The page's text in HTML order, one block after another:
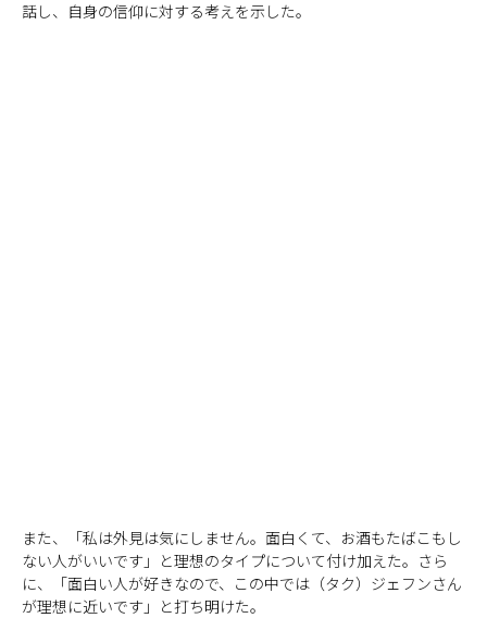
話し、自身の信仰に対する考えを示した。
また、「私は外見は気にしません。面白くて、お酒もたばこもし
ない人がいいです」と理想のタイプについて付け加えた。さら
に、「面白い人が好きなので、この中では（タク）ジェフンさん
が理想に近いです」と打ち明けた。